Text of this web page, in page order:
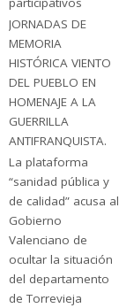
JORNADAS DE
MEMORIA
HISTÓRICA VIENTO
DEL PUEBLO EN
HOMENAJE A LA
GUERRILLA
ANTIFRANQUISTA.
La plataforma
“sanidad pública y
de calidad” acusa al
Gobierno
Valenciano de
ocultar la situación
del departamento
de Torrevieja